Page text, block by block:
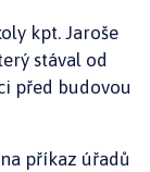
kpt. Jaroše
stával od
před budovou
příkaz úřadů